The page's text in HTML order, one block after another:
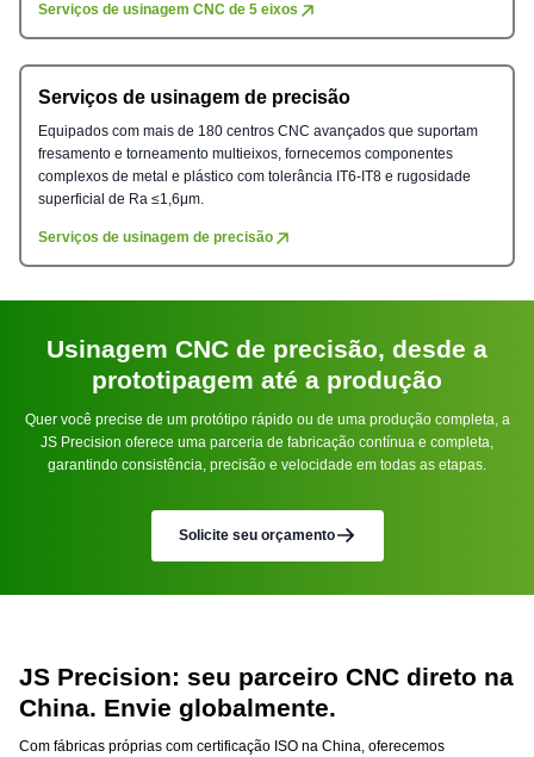
Serviços de usinagem CNC de 5 eixos
Serviços de usinagem de precisão
Equipados com mais de 180 centros CNC avançados que suportam
fresamento e torneamento multieixos, fornecemos componentes
complexos de metal e plástico com tolerância IT6-IT8 e rugosidade
superficial de Ra ≤1,6μm.
Serviços de usinagem de precisão
Usinagem CNC de precisão, desde a
prototipagem até a produção
Quer você precise de um protótipo rápido ou de uma produção completa, a
JS Precision oferece uma parceria de fabricação contínua e completa,
garantindo consistência, precisão e velocidade em todas as etapas.
Solicite seu orçamento
JS Precision: seu parceiro CNC direto na
China. Envie globalmente.
Com fábricas próprias com certificação ISO na China, oferecemos